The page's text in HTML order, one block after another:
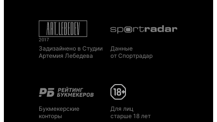
Задизайнено в Студии
Артемия Лебедева
Данные
от Спортрадар
Букмекерские
конторы
Для лиц
старше 18 лет